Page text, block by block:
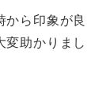
ら印象が良
助かりまし